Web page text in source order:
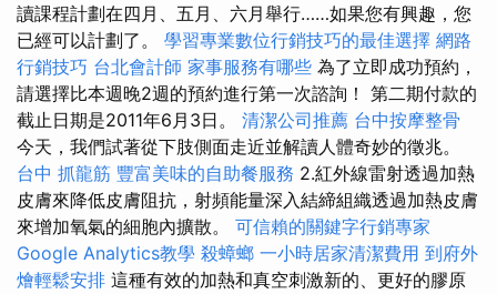
讀課程計劃在四月、五月、六月舉行……如果您有興趣，您
已經可以計劃了。 學習專業數位行銷技巧的最佳選擇 網路
行銷技巧 台北會計師 家事服務有哪些 為了立即成功預約，
請選擇比本週晚2週的預約進行第一次諮詢！ 第二期付款的
截止日期是2011年6月3日。 清潔公司推薦 台中按摩整骨
今天，我們試著從下肢側面走近並解讀人體奇妙的徵兆。
台中 抓龍筋 豐富美味的自助餐服務 2.紅外線雷射透過加熱
皮膚來降低皮膚阻抗，射頻能量深入結締組織透過加熱皮膚
來增加氧氣的細胞內擴散。 可信賴的關鍵字行銷專家
Google Analytics教學 殺蟑螂 一小時居家清潔費用 到府外
燴輕鬆安排 這種有效的加熱和真空刺激新的、更好的膠原